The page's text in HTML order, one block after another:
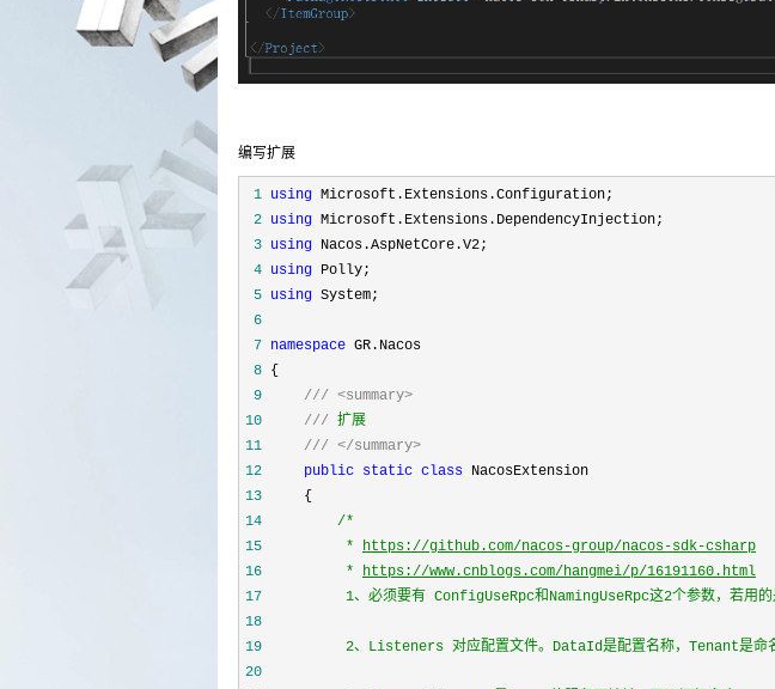
编写扩展
1 using
2 using
3 using
4 using
5 using
6
7 namespace
8
9
/// <summary>
10
///
11
/// </summary>
12
public static class
13
14
/*
15
         *
https://github.com/nacos-group/nacos-sdk-csharp
16
         *
https://www.cnblogs.com/hangmei/p/16191160.html
17
18
19
20